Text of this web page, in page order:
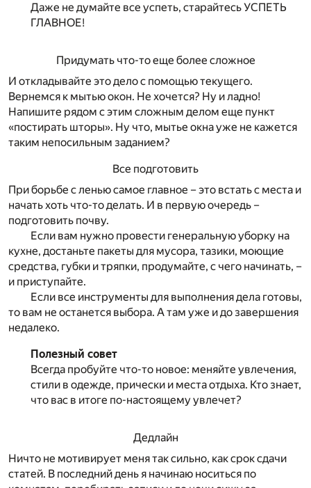
Даже не думайте все успеть, старайтесь УСПЕТЬ
ГЛАВНОЕ!
Придумать что-то еще более сложное
И откладывайте это дело с помощью текущего.
Вернемся к мытью окон. Не хочется? Ну и ладно!
Напишите рядом с этим сложным делом еще пункт
«постирать шторы». Ну что, мытье окна уже не кажется
таким непосильным заданием?
Все подготовить
При борьбе с ленью самое главное – это встать с места и
начать хоть что-то делать. И в первую очередь –
подготовить почву.
Если вам нужно провести генеральную уборку на
кухне, достаньте пакеты для мусора, тазики, моющие
средства, губки и тряпки, продумайте, с чего начинать, –
и приступайте.
Если все инструменты для выполнения дела готовы,
то вам не останется выбора. А там уже и до завершения
недалеко.
Полезный совет
Всегда пробуйте что-то новое: меняйте увлечения,
стили в одежде, прически и места отдыха. Кто знает,
что вас в итоге по-настоящему увлечет?
Дедлайн
Ничто не мотивирует меня так сильно, как срок сдачи
статей. В последний день я начинаю носиться по